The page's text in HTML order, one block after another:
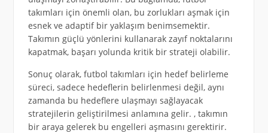
takımları için önemli olan, bu zorlukları aşmak için
esnek ve adaptif bir yaklaşım benimsemektir.
Takımın güçlü yönlerini kullanarak zayıf noktalarını
kapatmak, başarı yolunda kritik bir strateji olabilir.
Sonuç olarak, futbol takımları için hedef belirleme
süreci, sadece hedeflerin belirlenmesi değil, aynı
zamanda bu hedeflere ulaşmayı sağlayacak
stratejilerin geliştirilmesi anlamına gelir. , takımın
bir araya gelerek bu engelleri aşmasını gerektirir.